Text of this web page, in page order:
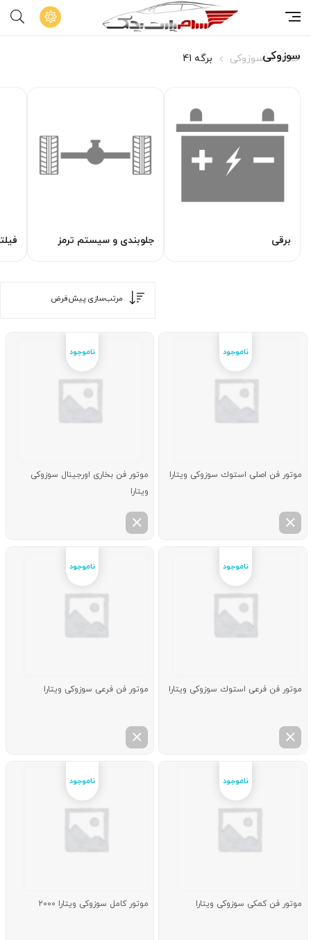
سوزوکی
خانه سوزوکی برگه 41
برقی جلوبندی و سیستم ترمز
موتور فن اصلی استوك سوزوکی ویتارا
موتور فن بخاری اورجینال سوزوکی
ویتارا
موتور فن فرعی استوك سوزوکی ویتارا موتور فن فرعی سوزوکی ویتارا
موتور فن كمكی سوزوکی ویتارا موتور كامل سوزوکی ویتارا 2000